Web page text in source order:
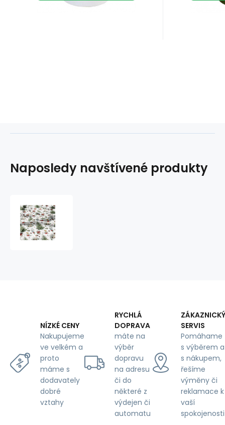
Naposledy navštívené produkty
NÍZKÉ CENY
Nakupujeme
ve velkém a
proto
máme s
dodavately
dobré
vztahy
RYCHLÁ
DOPRAVA
máte na
výběr
dopravu
na adresu
či do
některé z
výdejen či
automatu
ZÁKAZNICKÝ
SERVIS
Pomáhame
s výběrem a
s nákupem,
řešíme
výměny či
reklamace k
vaší
spokojenosti